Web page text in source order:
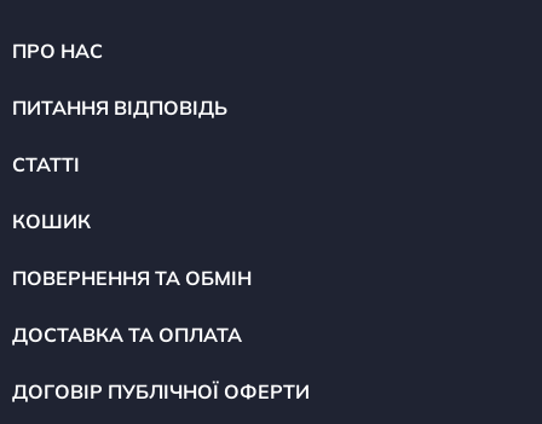
ПРО НАС
ПИТАННЯ ВІДПОВІДЬ
СТАТТІ
КОШИК
ПОВЕРНЕННЯ ТА ОБМІН
ДОСТАВКА ТА ОПЛАТА
ДОГОВІР ПУБЛІЧНОЇ ОФЕРТИ